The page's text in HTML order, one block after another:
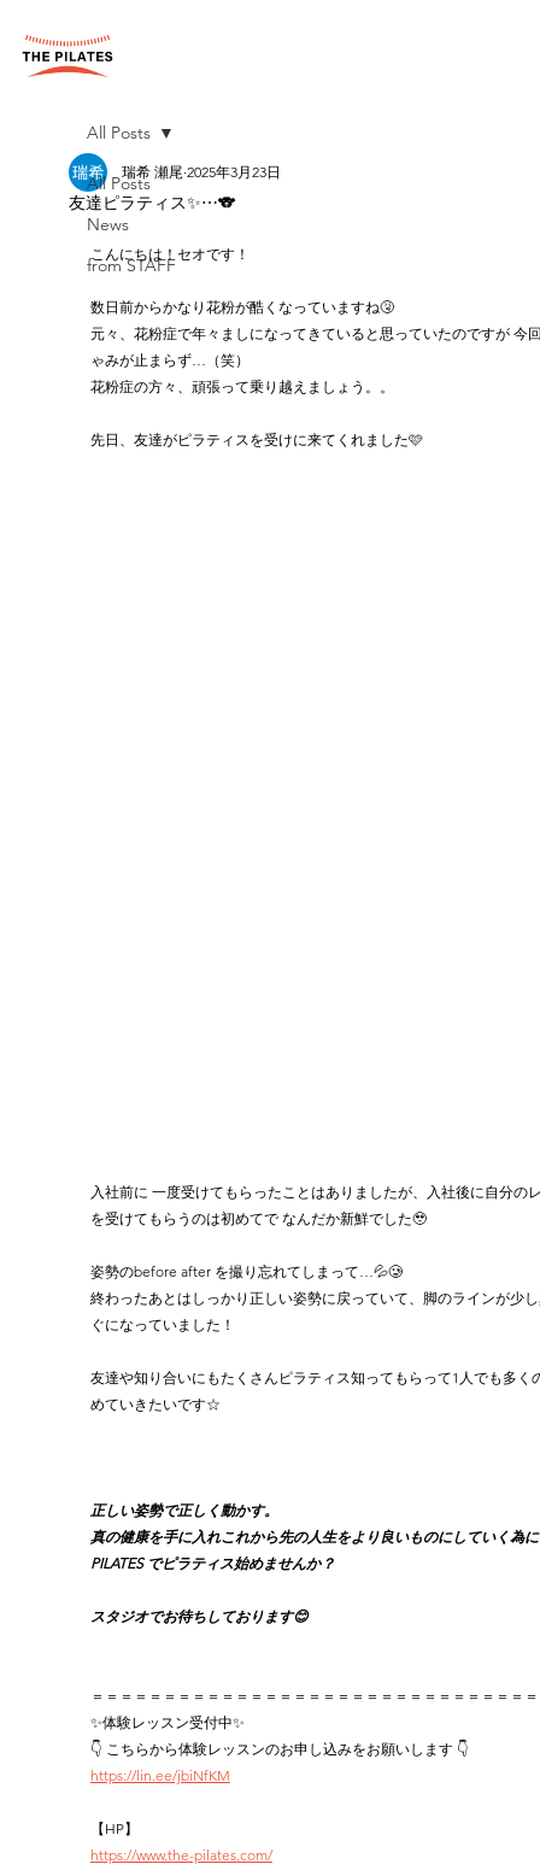
All Posts
News
from STAFF
All Posts
友達ピラティス✨️⋯🐨
瑞希 瀬尾 2025年3月23日
こんにちは！セオです！
数日前からかなり花粉が酷くなっていますね🤧
元々、花粉症で年々ましになってきていると思っていたのですが 今
ゃみが止まらず…（笑）
花粉症の方々、頑張って乗り越えましょう。。
先日、友達がピラティスを受けに来てくれました🩷
入社前に 一度受けてもらったことはありましたが、入社後に自分の
を受けてもらうのは初めてで なんだか新鮮でした🥹
姿勢のbefore after を撮り忘れてしまって…💦🥲︎
終わったあとはしっかり正しい姿勢に戻っていて、脚のラインが少
ぐになっていました！
友達や知り合いにもたくさんピラティス知ってもらって1人でも多く
めていきたいです☆
正しい姿勢で正しく動かす。
真の健康を手に入れこれから先の人生をより良いものにしていく為
PILATES でピラティス始めませんか？
スタジオでお待ちしております😊
＝＝＝＝＝＝＝＝＝＝＝＝＝＝＝＝＝＝＝＝＝＝＝＝＝＝＝＝＝＝
✨体験レッスン受付中✨
👇 こちらから体験レッスンのお申し込みをお願いします 👇
https://lin.ee/jbiNfKM
【HP】
https://www.the-pilates.com/